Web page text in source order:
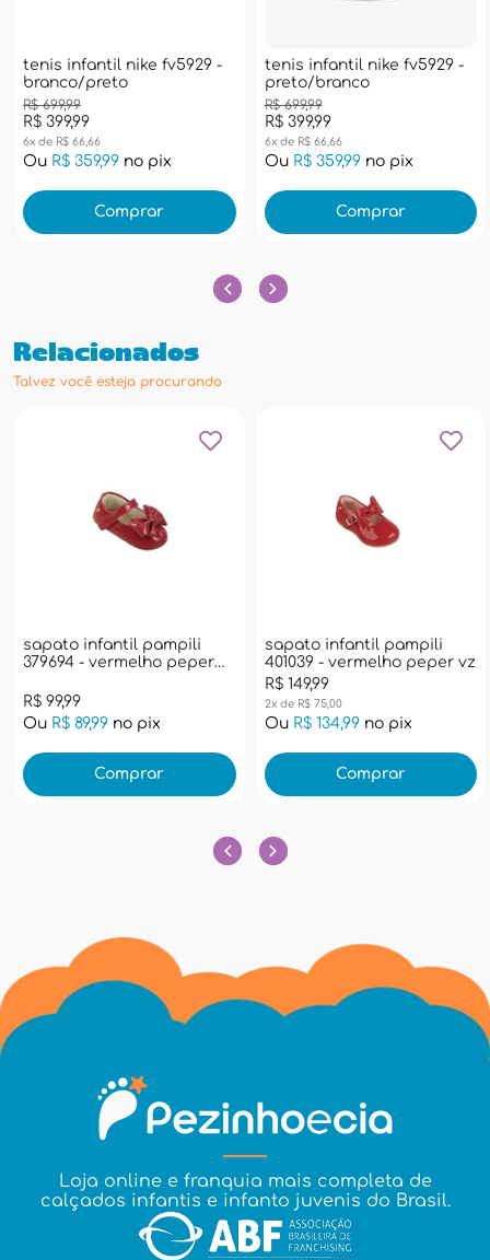
tenis infantil nike fv5929 -
branco/preto
R$ 399,99
R$ 699,99
6x de R$ 66,66
Ou R$ 359,99 no pix
Comprar
tenis infantil nike fv5929 -
preto/branco
R$ 399,99
R$ 699,99
6x de R$ 66,66
Ou R$ 359,99no pix
Comprar
Relacionados
Talvez você esteja procurando
sapato infantil pampili
379694 - vermelho peper
R$ 99,99
Ou R$ 89,99 no pix
Comprar
sapato infantil pampili
401039 - vermelho peper vz
R$ 149,99
2x de R$ 75,00
Ou R$ 134,99no pix
Comprar
Loja online e franquia mais completa de
calçados infantis e infanto juvenis do Brasil.